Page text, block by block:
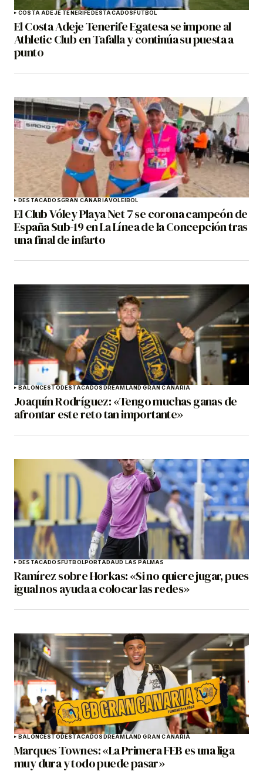
COSTA ADEJE TENERIFEDESTACADOSFÚTBOL
El Costa Adeje Tenerife Egatesa se impone al
Athletic Club en Tafalla y continúa su puesta a
punto
DESTACADOSGRAN CANARIAVOLEIBOL
El Club Vóley Playa Net 7 se corona campeón de
España Sub-19 en La Línea de la Concepción tras
una final de infarto
BALONCESTODESTACADOSDREAMLAND GRAN CANARIA
Joaquín Rodríguez: «Tengo muchas ganas de
afrontar este reto tan importante»
DESTACADOSFÚTBOLPORTADAUD LAS PALMAS
Ramírez sobre Horkas: «Si no quiere jugar, pues
igual nos ayuda a colocar las redes»
BALONCESTODESTACADOSDREAMLAND GRAN CANARIA
Marques Townes: «La Primera FEB es una liga
muy dura y todo puede pasar»